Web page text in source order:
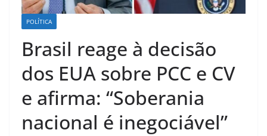
POLÍTICA
Brasil reage à decisão
dos EUA sobre PCC e CV
e afirma: “Soberania
nacional é inegociável”